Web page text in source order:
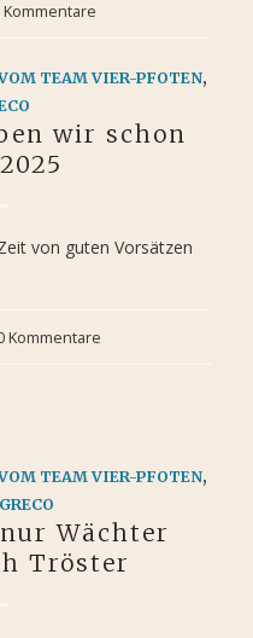
Kommentare
TEAM VIER-PFOTEN,
wir schon
von guten Vorsätzen
Kommentare
TEAM VIER-PFOTEN,
Wächter
Tröster